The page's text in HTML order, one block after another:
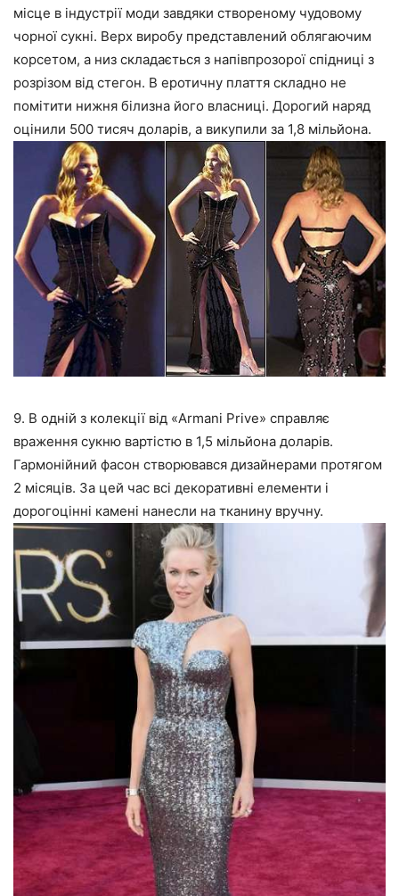
місце в індустрії моди завдяки створеному чудовому
чорної сукні. Верх виробу представлений облягаючим
корсетом, а низ складається з напівпрозорої спідниці з
розрізом від стегон. В еротичну плаття складно не
помітити нижня білизна його власниці. Дорогий наряд
оцінили 500 тисяч доларів, а викупили за 1,8 мільйона.
9. В одній з колекції від «Armani Prive» справляє
враження сукню вартістю в 1,5 мільйона доларів.
Гармонійний фасон створювався дизайнерами протягом
2 місяців. За цей час всі декоративні елементи і
дорогоцінні камені нанесли на тканину вручну.